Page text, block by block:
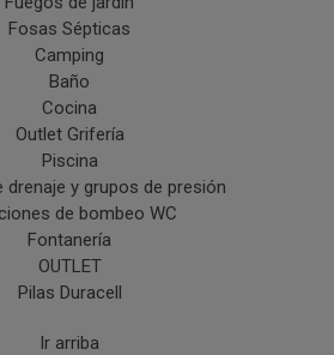
Fosas Sépticas
Camping
Baño
Cocina
Outlet Grifería
Piscina
drenaje y grupos de presión
de bombeo WC
Fontanería
OUTLET
Pilas Duracell
Ir arriba